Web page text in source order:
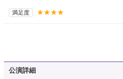
満足度 ★★★★
公演詳細